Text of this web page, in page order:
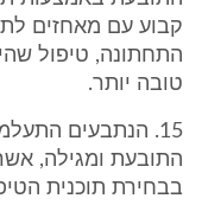
קבוע עם מאחזים
התחתונה, טיפול
טובה יותר.
15. הנתבעים
התובעת ומגילה,
בבחירת תוכנית